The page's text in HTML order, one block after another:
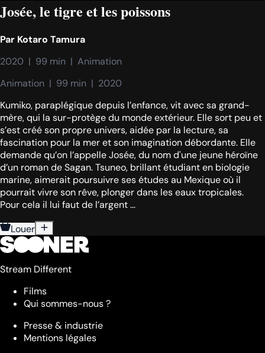
Josée, le tigre et les poissons
Par Kotaro Tamura
2020  |  99 min  |  Animation
Animation  |  99 min  |  2020
Kumiko, paraplégique depuis l’enfance, vit avec sa grand-
mère, qui la sur-protège du monde extérieur. Elle sort peu et
s’est créé son propre univers, aidée par la lecture, sa
fascination pour la mer et son imagination débordante. Elle
demande qu’on l’appelle Josée, du nom d'une jeune héroïne
d’un roman de Sagan. Tsuneo, brillant étudiant en biologie
marine, aimerait poursuivre ses études au Mexique où il
pourrait vivre son rêve, plonger dans les eaux tropicales.
Pour cela il lui faut de l’argent ...
Louer
Stream Different
Films
Qui sommes-nous ?
Presse & industrie
Mentions légales